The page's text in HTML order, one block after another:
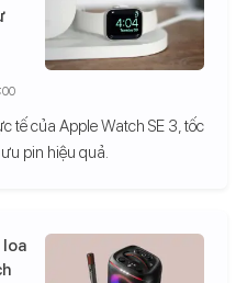
tế của Apple Watch SE 3, tốc
pin hiệu quả.